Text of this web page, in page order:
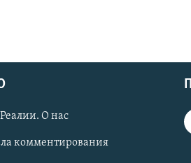
О нас
комментирования